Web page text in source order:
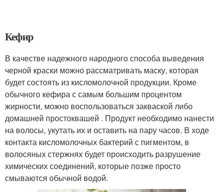
Кефир
В качестве надежного народного способа выведения
черной краски можно рассматривать маску, которая
будет состоять из кисломолочной продукции. Кроме
обычного кефира с самым большим процентом
жирности, можно воспользоваться закваской либо
домашней простоквашей . Продукт необходимо нанести
на волосы, укутать их и оставить на пару часов. В ходе
контакта кисломолочных бактерий с пигментом, в
волосяных стержнях будет происходить разрушение
химических соединений, которые позже просто
смываются обычной водой.